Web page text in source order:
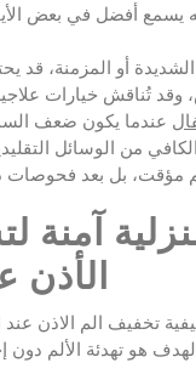
يسمع أفضل في بعض
أو المزمنة، قد
تُناقش خيارات
عندما يكون ضعف
من الوسائل
مؤقت، بل بعد فحوصات
آمنة
الأذن
تخفيف الم الاذن عند
هو تهدئة الألم دون